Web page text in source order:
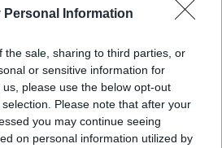
Personal Information
the sale, sharing to third parties, or
or sensitive information for
please use the below opt-out
Please note that after your
you may continue seeing
on personal information utilized by
για αναγνώριση
γιατρούς της
εξετάσεις - Οι